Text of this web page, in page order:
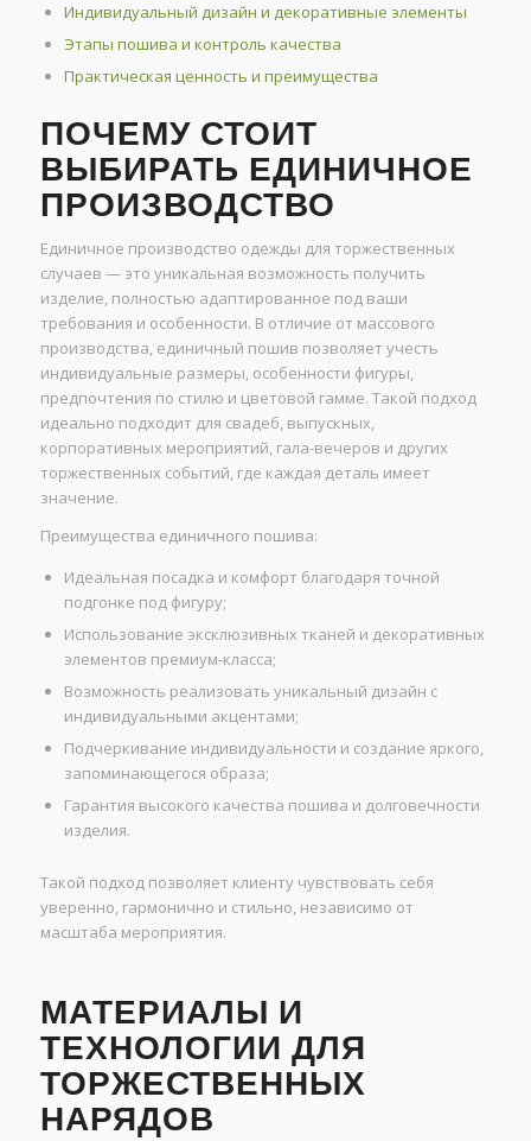
Индивидуальный дизайн и декоративные элементы
Этапы пошива и контроль качества
Практическая ценность и преимущества
ПОЧЕМУ СТОИТ
ВЫБИРАТЬ ЕДИНИЧНОЕ
ПРОИЗВОДСТВО
Единичное производство одежды для торжественных
случаев — это уникальная возможность получить
изделие, полностью адаптированное под ваши
требования и особенности. В отличие от массового
производства, единичный пошив позволяет учесть
индивидуальные размеры, особенности фигуры,
предпочтения по стилю и цветовой гамме. Такой подход
идеально подходит для свадеб, выпускных,
корпоративных мероприятий, гала-вечеров и других
торжественных событий, где каждая деталь имеет
значение.
Преимущества единичного пошива:
Идеальная посадка и комфорт благодаря точной
подгонке под фигуру;
Использование эксклюзивных тканей и декоративных
элементов премиум-класса;
Возможность реализовать уникальный дизайн с
индивидуальными акцентами;
Подчеркивание индивидуальности и создание яркого,
запоминающегося образа;
Гарантия высокого качества пошива и долговечности
изделия.
Такой подход позволяет клиенту чувствовать себя
уверенно, гармонично и стильно, независимо от
масштаба мероприятия.
МАТЕРИАЛЫ И
ТЕХНОЛОГИИ ДЛЯ
ТОРЖЕСТВЕННЫХ
НАРЯДОВ